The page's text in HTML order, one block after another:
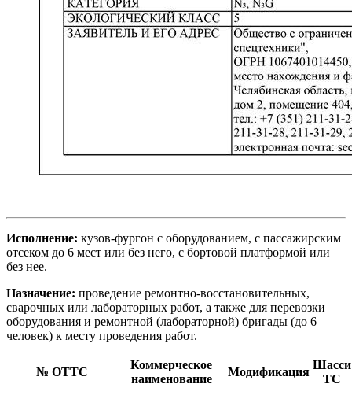
Исполнение: кузов-фургон с оборудованием, с пассажирским
отсеком до 6 мест или без него, с бортовой платформой или
без нее.
Назначение: проведение ремонтно-восстановительных,
сварочных или лабораторных работ, а также для перевозки
оборудования и ремонтной (лабораторной) бригады (до 6
человек) к месту проведения работ.
№ ОТТС
Коммерческое
наименование
Модификация
Шасси
ТС